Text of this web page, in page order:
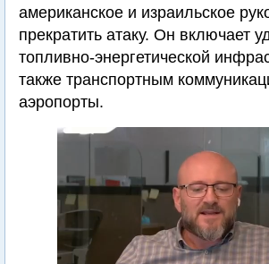
американское и израильское
прекратить атаку. Он включает
топливно-энергетической
также транспортным
аэропорты.